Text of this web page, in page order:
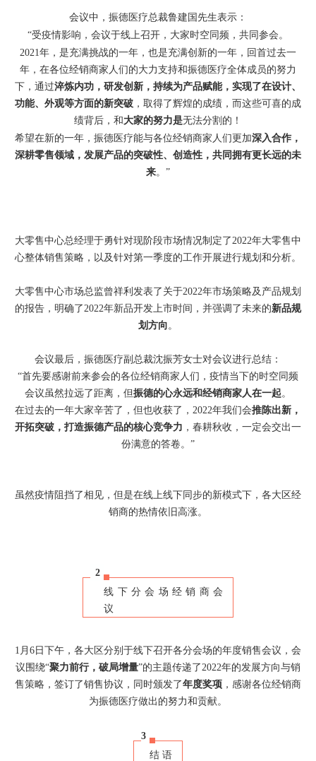
会议中，振德医疗总裁鲁建国先生表示：
“受疫情影响，会议于线上召开，大家时空同频，共同参会。
2021年，是充满挑战的一年，也是充满创新的一年，回首过去一
年，在各位经销商家人们的大力支持和振德医疗全体成员的努力
下，通过淬炼内功，研发创新，持续为产品赋能，实现了在设计、
功能、外观等方面的新突破 ，取得了辉煌的成绩，而这些可喜的成
绩背后，和大家的努力是无法分割的！
希望在新的一年，振德医疗能与各位经销商家人们更加深入合作，
深耕零售领域，发展产品的突破性、创造性，共同拥有更长远的未
来。”
大零售中心总经理于勇针对现阶段市场情况制定了2022年大零售中
心整体销售策略，以及针对第一季度的工作开展进行规划和分析。
大零售中心市场总监曾祥利发表了关于2022年市场策略及产品规划
的报告，明确了2022年新品开发上市时间，并强调了未来的新品规
划方向。
会议最后，振德医疗副总裁沈振芳女士对会议进行总结：
“首先要感谢前来参会的各位经销商家人们，疫情当下的时空同频
会议虽然拉远了距离，但振德的心永远和经销商家人在一起。
在过去的一年大家辛苦了，但也收获了，2022年我们会推陈出新，
开拓突破，打造振德产品的核心竞争力 ，春耕秋收，一定会交出一
份满意的答卷。”
虽然疫情阻挡了相见，但是在线上线下同步的新模式下，各大区经
销商的热情依旧高涨。
2
线下分会场经销商会
议
1月6日下午，各大区分别于线下召开各分会场的年度销售会议，会
议围绕“聚力前行，破局增量”的主题传递了2022年的发展方向与销
售策略，签订了销售协议，同时颁发了年度奖项 ，感谢各位经销商
为振德医疗做出的努力和贡献。
3
结语